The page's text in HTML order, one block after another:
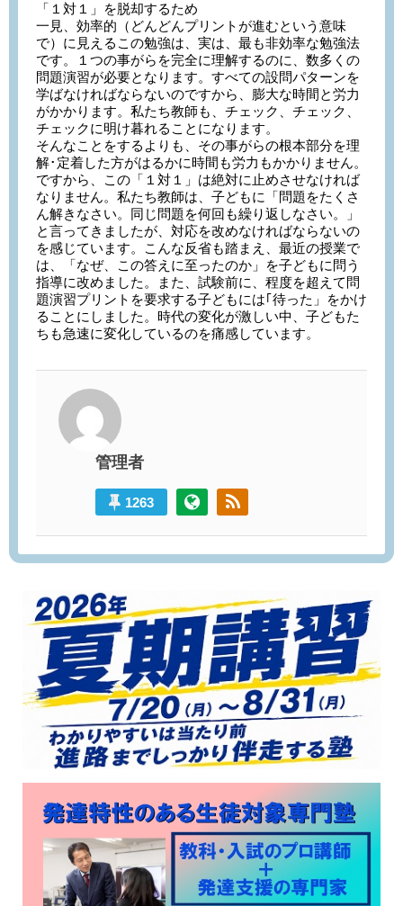
「１対１」を脱却するため
一見、効率的（どんどんプリントが進むという意味
で）に見えるこの勉強は、実は、最も非効率な勉強法
です。１つの事がらを完全に理解するのに、数多くの
問題演習が必要となります。すべての設問パターンを
学ばなければならないのですから、膨大な時間と労力
がかかります。私たち教師も、チェック、チェック、
チェックに明け暮れることになります。
そんなことをするよりも、その事がらの根本部分を理
解･定着した方がはるかに時間も労力もかかりません。
ですから、この「１対１」は絶対に止めさせなければ
なりません。私たち教師は、子どもに「問題をたくさ
ん解きなさい。同じ問題を何回も繰り返しなさい。」
と言ってきましたが、対応を改めなければならないの
を感じています。こんな反省も踏まえ、最近の授業で
は、「なぜ、この答えに至ったのか」を子どもに問う
指導に改めました。また、試験前に、程度を超えて問
題演習プリントを要求する子どもには｢待った」をかけ
ることにしました。時代の変化が激しい中、子どもた
ちも急速に変化しているのを痛感しています。
管理者
1263